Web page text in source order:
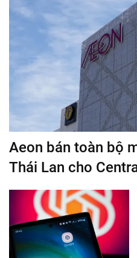
Aeon bán toàn bộ
Thái Lan cho